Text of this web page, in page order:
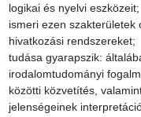
logikai és nyelvi eszközeit;
ismeri ezen szakterületek
hivatkozási rendszereket;
tudása gyarapszik:
irodalomtudományi
közötti közvetítés,
jelenségeinek